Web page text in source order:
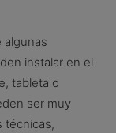
algunas
instalar en el
tableta o
ser muy
técnicas,